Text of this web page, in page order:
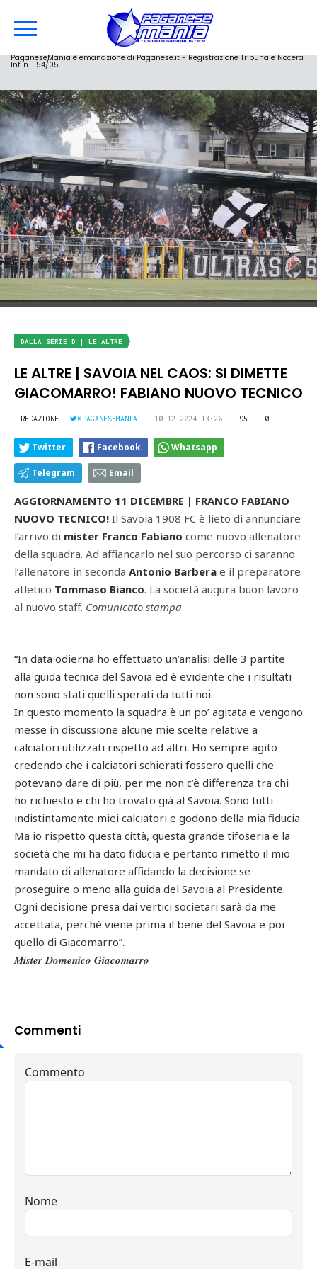
PaganeseMania è emanazione di Paganese.it - Registrazione Tribunale Nocera
Inf. n. 1154/05.
DALLA SERIE D | LE ALTRE
LE ALTRE | SAVOIA NEL CAOS: SI DIMETTE
GIACOMARRO! FABIANO NUOVO TECNICO
REDAZIONE @PAGANESEMANIA 10.12.2024 13:26 95 0
Twitter Facebook Whatsapp
Telegram Email
AGGIORNAMENTO 11 DICEMBRE | FRANCO FABIANO
NUOVO TECNICO! Il Savoia 1908 FC è lieto di annunciare
l’arrivo di mister Franco Fabiano come nuovo allenatore
della squadra. Ad affiancarlo nel suo percorso ci saranno
l’allenatore in seconda Antonio Barbera e il preparatore
atletico Tommaso Bianco. La società augura buon lavoro
al nuovo staff. Comunicato stampa
“In data odierna ho effettuato un’analisi delle 3 partite
alla guida tecnica del Savoia ed è evidente che i risultati
non sono stati quelli sperati da tutti noi.
In questo momento la squadra è un po’ agitata e vengono
messe in discussione alcune mie scelte relative a
calciatori utilizzati rispetto ad altri. Ho sempre agito
credendo che i calciatori schierati fossero quelli che
potevano dare di più, per me non c’è differenza tra chi
ho richiesto e chi ho trovato già al Savoia. Sono tutti
indistintamente miei calciatori e godono della mia fiducia.
Ma io rispetto questa città, questa grande tifoseria e la
società che mi ha dato fiducia e pertanto rimetto il mio
mandato di allenatore affidando la decisione se
proseguire o meno alla guida del Savoia al Presidente.
Ogni decisione presa dai vertici societari sarà da me
accettata, perché viene prima il bene del Savoia e poi
quello di Giacomarro”.
𝑴𝒊𝒔𝒕𝒆𝒓 𝑫𝒐𝒎𝒆𝒏𝒊𝒄𝒐 𝑮𝒊𝒂𝒄𝒐𝒎𝒂𝒓𝒓𝒐
Commenti